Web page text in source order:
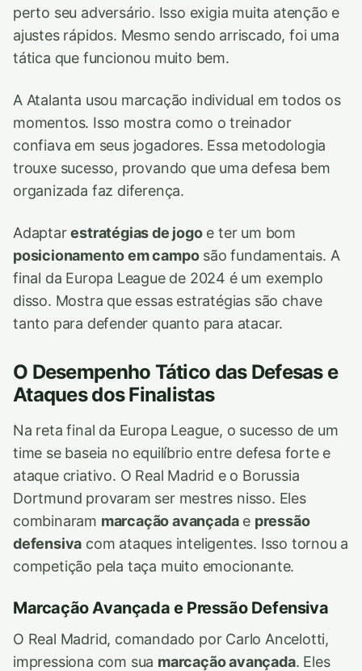
perto seu adversário. Isso exigia muita atenção e
ajustes rápidos. Mesmo sendo arriscado, foi uma
tática que funcionou muito bem.
A Atalanta usou marcação individual em todos os
momentos. Isso mostra como o treinador
confiava em seus jogadores. Essa metodologia
trouxe sucesso, provando que uma defesa bem
organizada faz diferença.
Adaptarestratégias de jogoe ter um bom
posicionamento em camposão fundamentais. A
final da Europa League de 2024 é um exemplo
disso. Mostra que essas estratégias são chave
tanto para defender quanto para atacar.
O Desempenho Tático das Defesas e
Ataques dos Finalistas
Na reta final da Europa League, o sucesso de um
time se baseia no equilíbrio entre defesa forte e
ataque criativo. O Real Madrid e o Borussia
Dortmund provaram ser mestres nisso. Eles
combinaram marcação avançadae pressão
defensiva com ataques inteligentes. Isso tornou a
competição pela taça muito emocionante.
Marcação Avançada e Pressão Defensiva
O Real Madrid, comandado por Carlo Ancelotti,
impressiona com sua marcação avançada. Eles